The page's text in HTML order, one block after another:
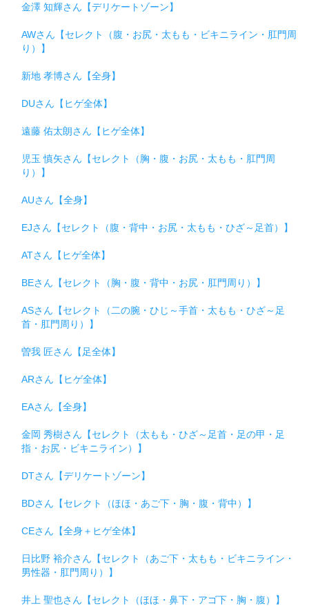
金澤 知輝さん【デリケートゾーン】
AWさん【セレクト（腹・お尻・太もも・ビキニライン・肛門周
り）】
新地 孝博さん【全身】
DUさん【ヒゲ全体】
遠藤 佑太朗さん【ヒゲ全体】
児玉 慎矢さん【セレクト（胸・腹・お尻・太もも・肛門周
り）】
AUさん【全身】
EJさん【セレクト（腹・背中・お尻・太もも・ひざ～足首）】
ATさん【ヒゲ全体】
BEさん【セレクト（胸・腹・背中・お尻・肛門周り）】
ASさん【セレクト（二の腕・ひじ～手首・太もも・ひざ～足
首・肛門周り）】
曽我 匠さん【足全体】
ARさん【ヒゲ全体】
EAさん【全身】
金岡 秀樹さん【セレクト（太もも・ひざ～足首・足の甲・足
指・お尻・ビキニライン）】
DTさん【デリケートゾーン】
BDさん【セレクト（ほほ・あご下・胸・腹・背中）】
CEさん【全身＋ヒゲ全体】
日比野 裕介さん【セレクト（あご下・太もも・ビキニライン・
男性器・肛門周り）】
井上 聖也さん【セレクト（ほほ・鼻下・アゴ下・胸・腹）】